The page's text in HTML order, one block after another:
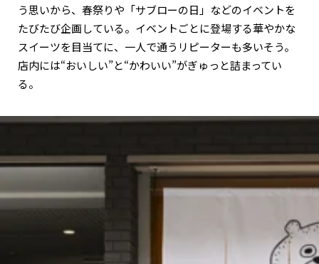
う思いから、春祭りや「サブローの日」などのイベントを
たびたび企画している。イベントごとに登場する華やかな
スイーツを目当てに、一人で通うリピーターも多いそう。
店内には“おいしい”と“かわいい”がぎゅっと詰まってい
る。